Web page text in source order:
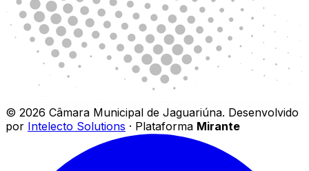
© 2026 Câmara Municipal de Jaguariúna. Desenvolvido
por Intelecto Solutions · Plataforma Mirante